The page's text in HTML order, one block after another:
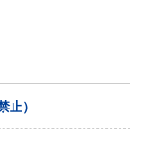
止）